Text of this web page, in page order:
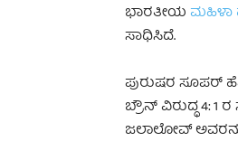
ಭಾರತೀಯಮಹಿಳಾ
ಸಾಧಿಸಿದೆ.
ಪುರುಷರ ಸೂಪರ್‌
ಬ್ರೌನ್ ವಿರುದ್ಧ 4: 1
ಜಲಾಲೋವ್